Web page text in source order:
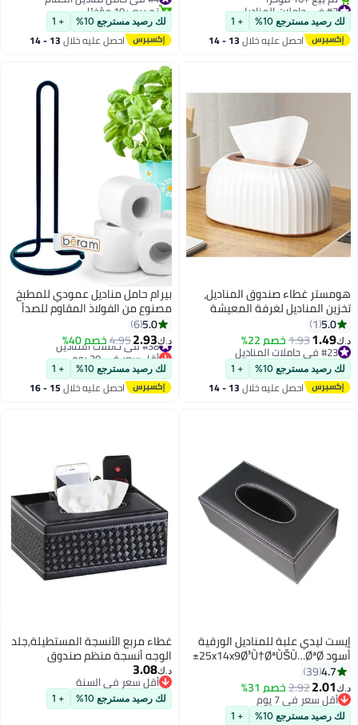
#7 في حاملات المناديل
أقل سعر في 7 يوم
تم بيع +10 مؤخرًا
#7 في حاملات المناديل
لك رصيد مسترجع 10% + 1
احصل عليه خلال 13 - 14
مثبت على الحائط للحمام (أسود)
تم بيع +10 مؤخرًا
#4 في حامل مناديل الحمام
لك رصيد مسترجع 10% + 1
احصل عليه خلال 13 - 14
هومستر غطاء صندوق المناديل،
تخزين المناديل لغرفة المعيشة
وغرفة النوم والحمام والمكتب
والسيارة
5.0
1
د.ك‏1.49
1.93خصم 22%
#23 في حاملات المناديل
#23 في حاملات المناديل
لك رصيد مسترجع 10% + 1
احصل عليه خلال 13 - 14
بيرام حامل مناديل عمودي للمطبخ
مصنوع من الفولاذ المقاوم للصدأ
الطبيعي وحامل المناشف الورقية
الأسود مع قاعدة مضادة للانزلاق
وإكسسوارات تجميلية
5.0
6
د.ك‏2.93
4.95خصم 40% #38 في حاملات المناديل
أقل سعر في 30 يوم
#38 في حاملات المناديل
لك رصيد مسترجع 10% + 1
احصل عليه خلال 15 - 16
إيست ليدي علبة للمناديل الورقية
أسود 25x14x9Ø³Ù†ØªÙŠÙ…ØªØ±
4.7
39
د.ك‏2.01
2.92خصم 31%
أقل سعر في 7 يوم
أقل سعر في 7 يوم
لك رصيد مسترجع 10% + 1
غطاء مربع الأنسجة المستطيلة,جلد
الوجه أنسجة منظم صندوق
حامل,متعدد الوظائف التحكم عن
بعد صندوق تخزين القرطاسية,منديل
كادي ورق موزع مكتب المنظم
لسيارة المكتب المنزلي
د.ك‏3.08
أقل سعر في السنة
أقل سعر في السنة
لك رصيد مسترجع 10% + 1